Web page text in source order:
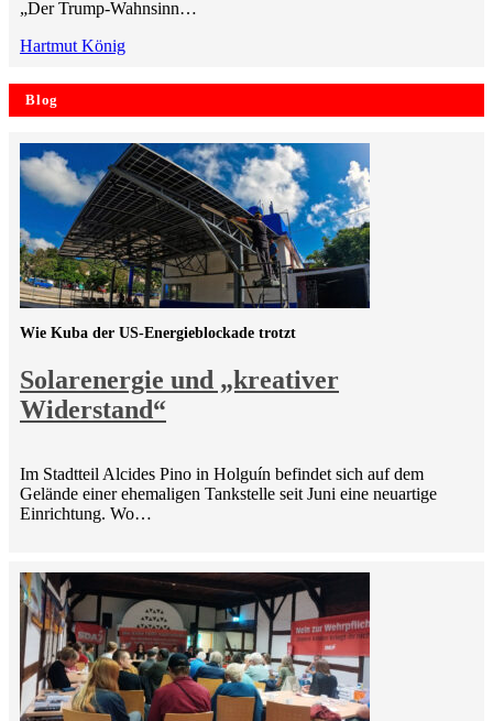
„Der Trump-Wahnsinn…
Hartmut König
Blog
Solarenergie und „kreativer
Widerstand“
Wie Kuba der US-Energieblockade trotzt
Im Stadtteil Alcides Pino in Holguín befindet sich auf dem
Gelände einer ehemaligen Tankstelle seit Juni eine neuartige
Einrichtung. Wo…